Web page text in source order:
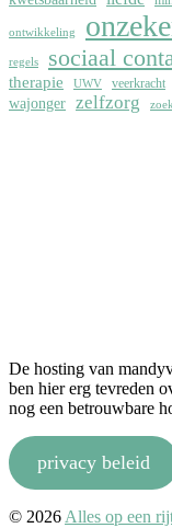
ontwikkeling
regels sociaal
therapie UWV veerkracht
wajonger zelfzorg
De hosting van
ben hier erg tevreden
nog een betrouwbare
privacy beleid
Naar
© 2026 Alles op een